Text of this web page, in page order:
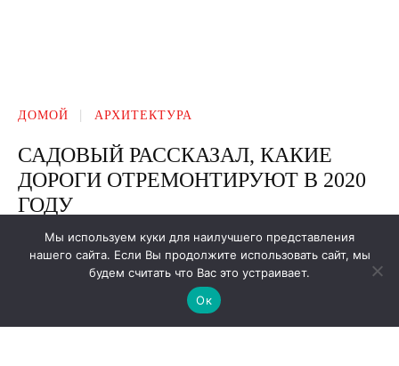
Мы используем куки для наилучшего представления
нашего сайта. Если Вы продолжите использовать сайт, мы
будем считать что Вас это устраивает.
Ок